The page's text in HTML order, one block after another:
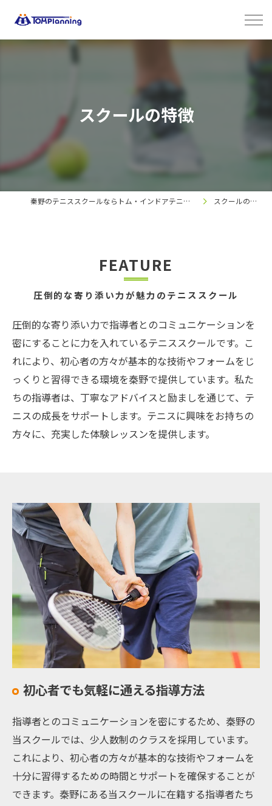
スクールの特徴
秦野のテニススクールならトム・インドアテニス秦野校 スクールの特徴
圧倒的な寄り添い力が魅力のテニススクール
FEATURE
圧倒的な寄り添い力で指導者とのコミュニケーションを
密にすることに力を入れているテニススクールです。こ
れにより、初心者の方々が基本的な技術やフォームをじ
っくりと習得できる環境を秦野で提供しています。私た
ちの指導者は、丁寧なアドバイスと励ましを通じて、テ
ニスの成長をサポートします。テニスに興味をお持ちの
方々に、充実した体験レッスンを提供します。
初心者でも気軽に通える指導方法
指導者とのコミュニケーションを密にするため、秦野の
当スクールでは、少人数制のクラスを採用しています。
これにより、初心者の方々が基本的な技術やフォームを
十分に習得するための時間とサポートを確保することが
できます。秦野にある当スクールに在籍する指導者たち